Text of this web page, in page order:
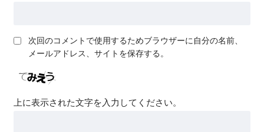
次回のコメントで使用するためブラウザーに自分の名前、
メールアドレス、サイトを保存する。
上に表示された文字を入力してください。